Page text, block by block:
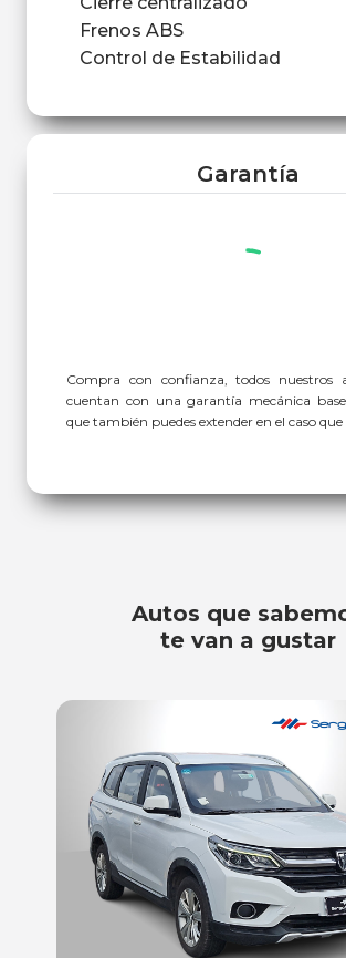
Frenos ABS
Control de Estabilidad
Garantía
Compra con confianza, todos nuestros
cuentan con una garantía mecánica base
que también puedes extender en el caso que
Autos que
te van a gustar